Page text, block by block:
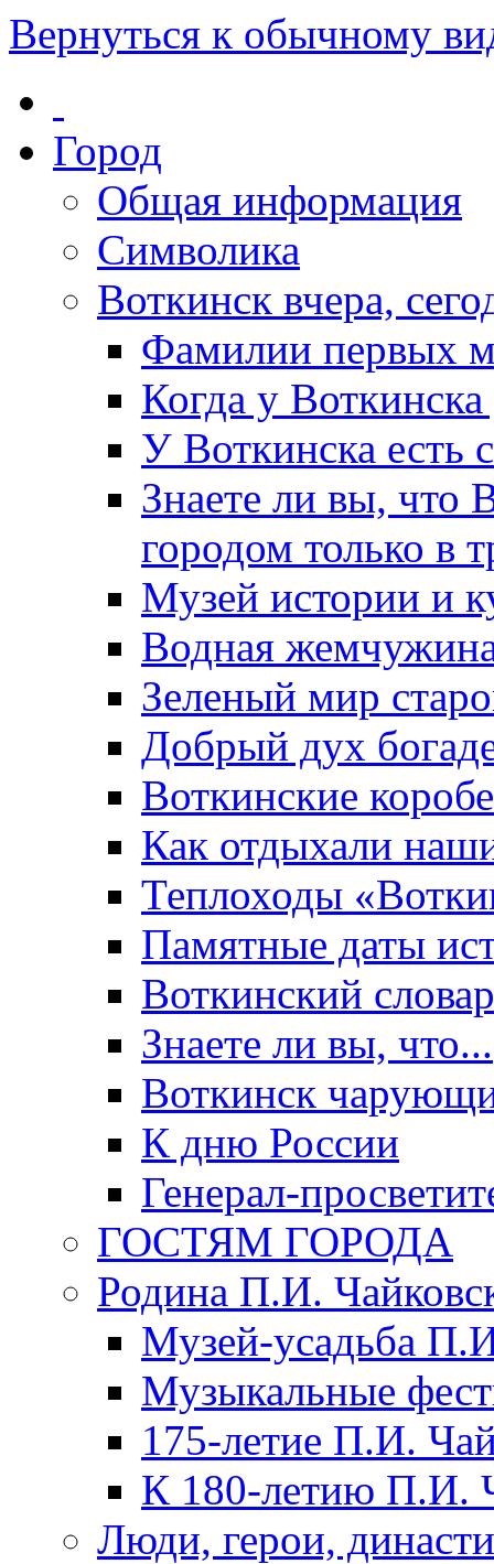
Вернуться к обычному
Город
Общая информация
Символика
Воткинск вчера,
Фамилии первых
Когда у
У Воткинска есть
Знаете ли вы, что
городом только в
Музей истории и
Водная
Зеленый мир
Добрый дух
Воткинские
Как отдыхали
Теплоходы
Памятные даты
Воткинский
Знаете ли вы, что...
Воткинск
К дню России
Генерал-
ГОСТЯМ ГОРОДА
Родина П.И.
Музей-усадьба
Музыкальные
175-летие П.И.
К 180-летию П.И.
Люди, герои,